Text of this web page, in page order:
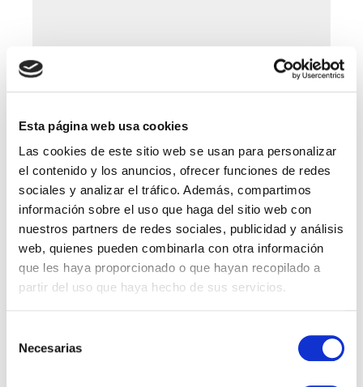
Esta página web usa cookies
Las cookies de este sitio web se usan para personalizar
el contenido y los anuncios, ofrecer funciones de redes
sociales y analizar el tráfico. Además, compartimos
información sobre el uso que haga del sitio web con
nuestros partners de redes sociales, publicidad y análisis
web, quienes pueden combinarla con otra información
que les haya proporcionado o que hayan recopilado a
partir del uso que haya hecho de sus servicios.
Necesarias
Save my name, email, and website in this browser for
the next time I comment.
Vacantes por Departamentos